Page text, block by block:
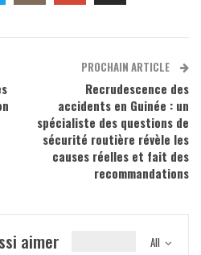
PROCHAIN ARTICLE
Recrudescence des
accidents en Guinée : un
spécialiste des questions de
sécurité routière révèle les
causes réelles et fait des
recommandations
All
aimer